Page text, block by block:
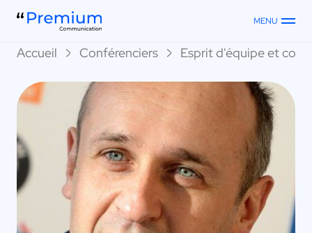
MENU
Accueil Conférenciers Esprit d'équipe et